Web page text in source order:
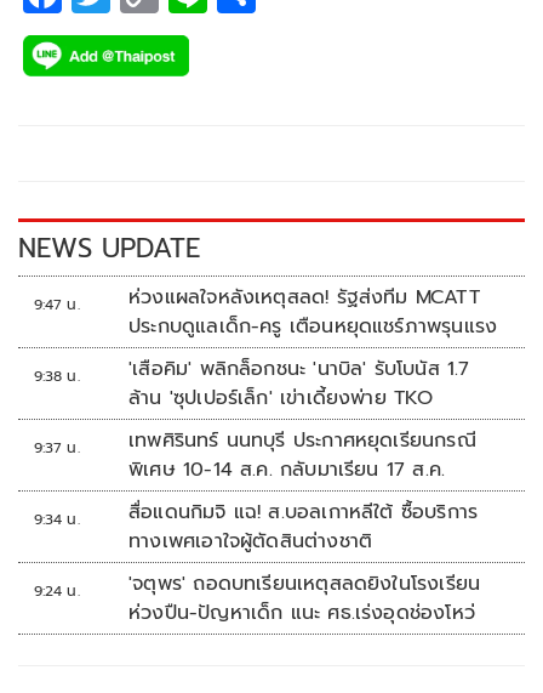
ac
e
k
wi
tt
o
p
k
NEWS UPDATE
9:47 น.
ห่วงแผลใจหลังเหตุสลด! รัฐส่งทีม MCATT
ประกบดูแลเด็ก-ครู เตือนหยุดแชร์ภาพรุนแรง
9:38 น.
'เสือคิม' พลิกล็อกชนะ 'นาบิล' รับโบนัส 1.7
ล้าน 'ซุปเปอร์เล็ก' เข่าเดี้ยงพ่าย TKO
9:37 น.
เทพศิรินทร์ นนทบุรี ประกาศหยุดเรียนกรณี
พิเศษ 10-14 ส.ค. กลับมาเรียน 17 ส.ค.
9:34 น.
สื่อแดนกิมจิ แฉ! ส.บอลเกาหลีใต้ ซื้อบริการ
ทางเพศเอาใจผู้ตัดสินต่างชาติ
9:24 น.
'จตุพร' ถอดบทเรียนเหตุสลดยิงในโรงเรียน
ห่วงปืน-ปัญหาเด็ก แนะ ศธ.เร่งอุดช่องโหว่